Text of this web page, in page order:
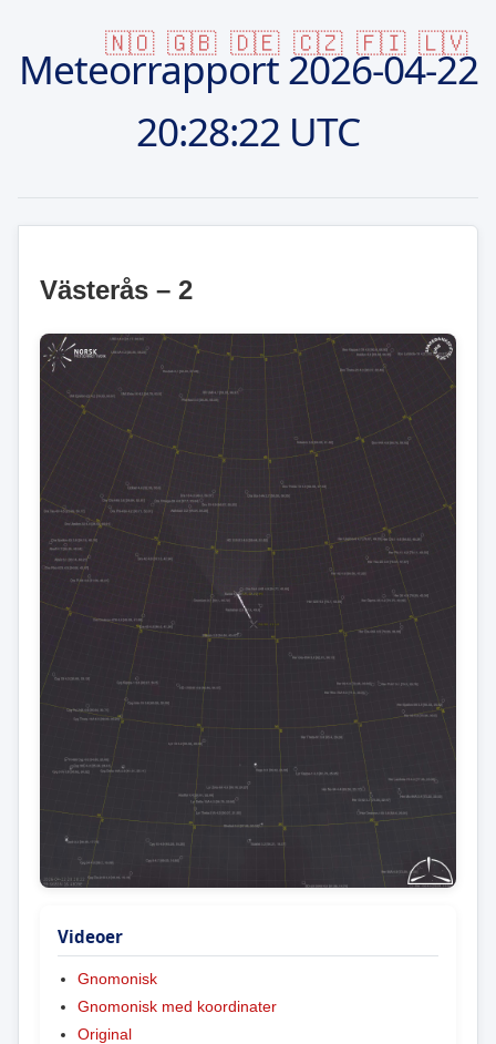
🇳🇴 🇬🇧 🇩🇪 🇨🇿 🇫🇮 🇱🇻
Meteorrapport2026-04-22
20:28:22 UTC
Västerås – 2
Videoer
Gnomonisk
Gnomonisk med koordinater
Original